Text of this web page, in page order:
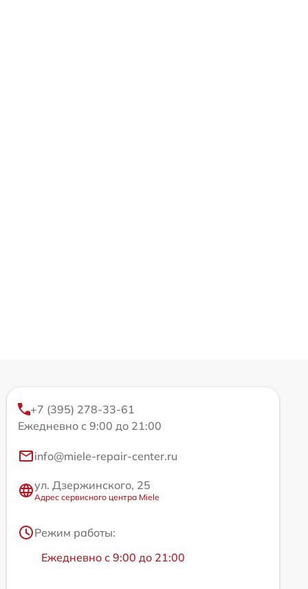
+7 (395) 278-33-61
Ежедневно с 9:00 до 21:00
info@miele-repair-center.ru
ул. Дзержинского, 25
Адрес сервисного центра Miele
Режим работы:
Ежедневно с 9:00 до 21:00